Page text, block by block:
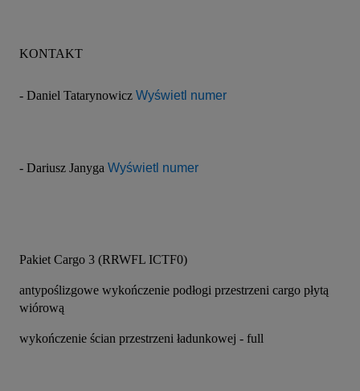
KONTAKT
- Daniel Tatarynowicz Wyświetl numer
- Dariusz Janyga Wyświetl numer
Pakiet Cargo 3 (RRWFL ICTF0)
antypoślizgowe wykończenie podłogi przestrzeni cargo płytą
wiórową
wykończenie ścian przestrzeni ładunkowej - full